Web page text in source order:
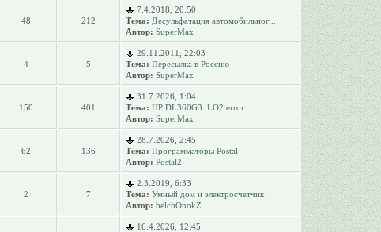
48 212
7.4.2018, 20:50
Тема: Десульфатация автомобильног...
Автор: SuperMax
4 5
29.11.2011, 22:03
Тема: Пересылка в Россию
Автор: SuperMax
150 401
31.7.2026, 1:04
Тема: HP DL360G3 iLO2 error
Автор: SuperMax
62 136
28.7.2026, 2:45
Тема: Программаторы Postal
Автор: Postal2
2 7
2.3.2019, 6:33
Тема: Умный дом и электросчетчик
Автор: belchOnokZ
16.4.2026, 12:45